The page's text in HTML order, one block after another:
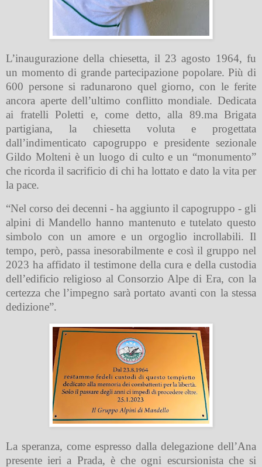
L’inaugurazione della chiesetta, il 23 agosto 1964, fu
un momento di grande partecipazione popolare. Più di
600 persone si radunarono quel giorno, con le ferite
ancora aperte dell’ultimo conflitto mondiale. Dedicata
ai fratelli Poletti e, come detto, alla 89.ma Brigata
partigiana, la chiesetta voluta e progettata
dall’indimenticato capogruppo e presidente sezionale
Gildo Molteni è un luogo di culto e un “monumento”
che ricorda il sacrificio di chi ha lottato e dato la vita per
la pace.
“Nel corso dei decenni - ha aggiunto il capogruppo - gli
alpini di Mandello hanno mantenuto e tutelato questo
simbolo con un amore e un orgoglio incrollabili. Il
tempo, però, passa inesorabilmente e così il gruppo nel
2023 ha affidato il testimone della cura e della custodia
dell’edificio religioso al Consorzio Alpe di Era, con la
certezza che l’impegno sarà portato avanti con la stessa
dedizione”.
La speranza, come espresso dalla delegazione dell’Ana
presente ieri a Prada, è che ogni escursionista che si